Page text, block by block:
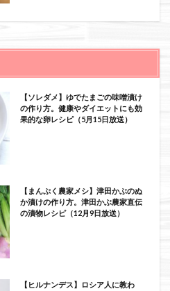
【ソレダメ】ゆでたまごの味噌漬け
の作り方。健康やダイエットにも効
果的な卵レシピ（5月15日放送）
【まんぷく農家メシ】津田かぶのぬ
か漬けの作り方。津田かぶ農家直伝
の漬物レシピ（12月9日放送）
【ヒルナンデス】ロシア人に教わ